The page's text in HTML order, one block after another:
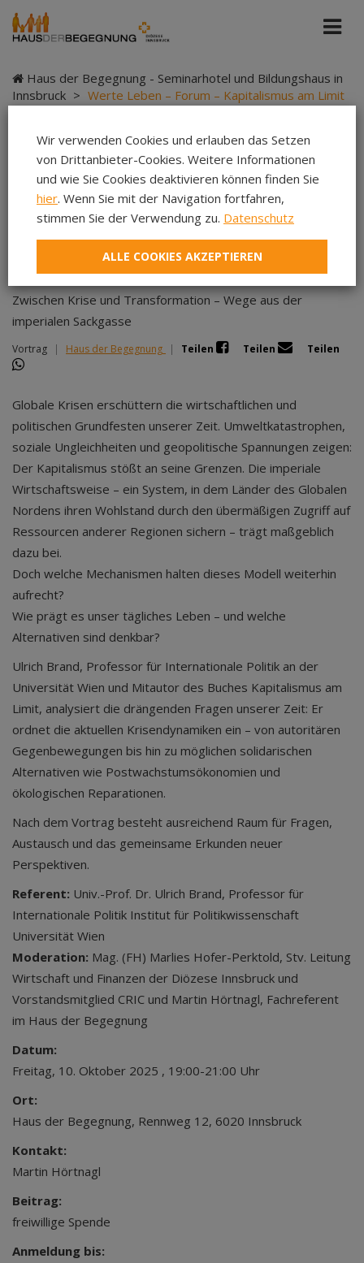
Haus der Begegnung - Seminarhotel und Bildungshaus in
Innsbruck > Werte Leben – Forum – Kapitalismus am Limit
Werte Leben – Forum –
Kapitalismus am Limit
Zwischen Krise und Transformation – Wege aus der
imperialen Sackgasse
Vortrag | Haus der Begegnung | Teilen Teilen Teilen
Globale Krisen erschüttern die wirtschaftlichen und
politischen Grundfesten unserer Zeit. Umweltkatastrophen,
soziale Ungleichheiten und geopolitische Spannungen zeigen:
Der Kapitalismus stößt an seine Grenzen. Die imperiale
Wirtschaftsweise – ein System, in dem Länder des Globalen
Nordens ihren Wohlstand durch den übermäßigen Zugriff auf
Ressourcen anderer Regionen sichern – trägt maßgeblich
dazu bei.
Doch welche Mechanismen halten dieses Modell weiterhin
aufrecht?
Wie prägt es unser tägliches Leben – und welche
Alternativen sind denkbar?
Ulrich Brand, Professor für Internationale Politik an der
Universität Wien und Mitautor des Buches Kapitalismus am
Limit, analysiert die drängenden Fragen unserer Zeit: Er
ordnet die aktuellen Krisendynamiken ein – von autoritären
Gegenbewegungen bis hin zu möglichen solidarischen
Alternativen wie Postwachstumsökonomien und
ökologischen Reparationen.
Nach dem Vortrag besteht ausreichend Raum für Fragen,
Austausch und das gemeinsame Erkunden neuer
Perspektiven.
Referent: Univ.-Prof. Dr. Ulrich Brand, Professor für
Internationale Politik Institut für Politikwissenschaft
Universität Wien
Moderation: Mag. (FH) Marlies Hofer-Perktold, Stv. Leitung
Wirtschaft und Finanzen der Diözese Innsbruck und
Vorstandsmitglied CRIC und Martin Hörtnagl, Fachreferent
im Haus der Begegnung
Datum:
Freitag, 10. Oktober 2025 , 19:00-21:00 Uhr
Ort:
Haus der Begegnung, Rennweg 12, 6020 Innsbruck
Kontakt:
Martin Hörtnagl
Beitrag:
freiwillige Spende
Anmeldung bis:
Wir verwenden Cookies und erlauben das Setzen
von Drittanbieter-Cookies. Weitere Informationen
und wie Sie Cookies deaktivieren können finden Sie
hier. Wenn Sie mit der Navigation fortfahren,
stimmen Sie der Verwendung zu. Datenschutz
ALLE COOKIES AKZEPTIEREN